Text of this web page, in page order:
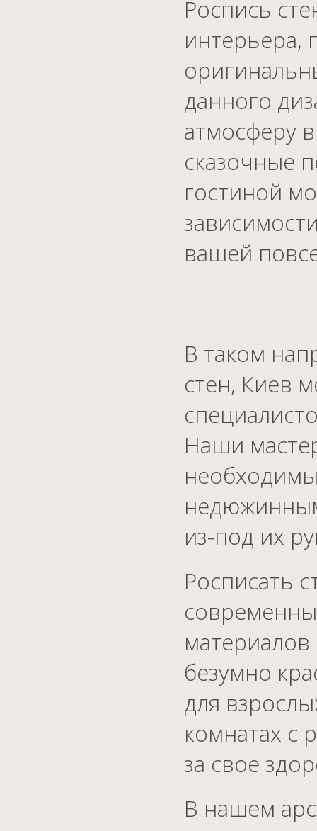
Роспись
интерьера,
данного
атмосферу
сказочные
гостиной
вашей
В таком
стен, Киев
Наши
из-под их
Росписать
безумно
для
комнатах с
за свое
В нашем